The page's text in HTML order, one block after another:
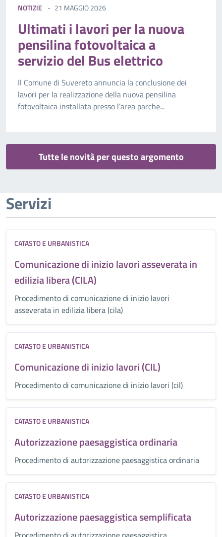
NOTIZIE 21 MAGGIO 2026
Ultimati i lavori per la nuova
pensilina fotovoltaica a
servizio del Bus elettrico
Il Comune di Suvereto annuncia la conclusione dei
lavori per la realizzazione della nuova pensilina
fotovoltaica installata presso l’area parche...
Tutte le novità per questo argomento
Servizi
CATASTO E URBANISTICA
Comunicazione di inizio lavori asseverata in
edilizia libera (CILA)
Procedimento di comunicazione di inizio lavori
asseverata in edilizia libera (cila)
CATASTO E URBANISTICA
Comunicazione di inizio lavori (CIL)
Procedimento di comunicazione di inizio lavori (cil)
CATASTO E URBANISTICA
Autorizzazione paesaggistica ordinaria
Procedimento di autorizzazione paesaggistica ordinaria
CATASTO E URBANISTICA
Autorizzazione paesaggistica semplificata